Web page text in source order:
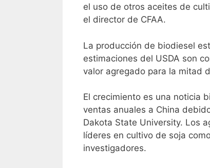
el uso de otros aceites de
el director de CFAA.
La producción de biodiesel
estimaciones del USDA son
valor agregado para la mitad
El crecimiento es una noticia
ventas anuales a China
Dakota State University. Los
líderes en cultivo de soja
investigadores.